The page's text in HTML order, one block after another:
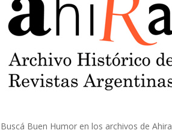
Buscá Buen Humor en los archivos de Ahira